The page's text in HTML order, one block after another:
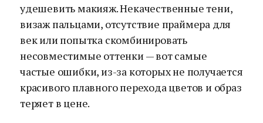
удешевить макияж. Некачественные тени,
визаж пальцами, отсутствие праймера для
век или попытка скомбинировать
несовместимые оттенки — вот самые
частые ошибки, из-за которых не получается
красивого плавного перехода цветов и образ
теряет в цене.